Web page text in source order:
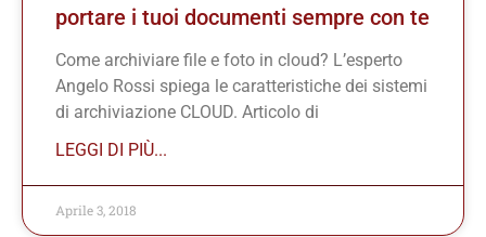
portare i tuoi documenti sempre con te
Come archiviare file e foto in cloud? L’esperto
Angelo Rossi spiega le caratteristiche dei sistemi
di archiviazione CLOUD. Articolo di
LEGGI DI PIÙ...
Aprile 3, 2018